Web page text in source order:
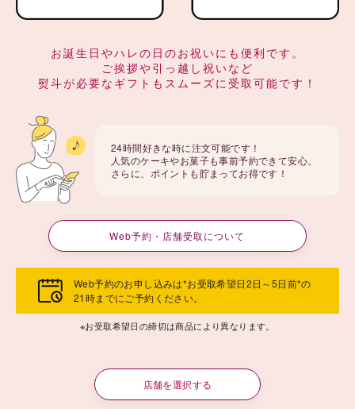
お誕生日やハレの日のお祝いにも便利です。
ご挨拶や引っ越し祝いなど
熨斗が必要なギフトもスムーズに受取可能です！
24時間好きな時に注文可能です！
人気のケーキやお菓子も事前予約できて安心。
さらに、ポイントも貯まってお得です！
Web予約・店舗受取について
Web予約のお申し込みは*お受取希望日2日～5日前*の
21時までにご予約ください。
※お受取希望日の締切は商品により異なります。
店舗を選択する